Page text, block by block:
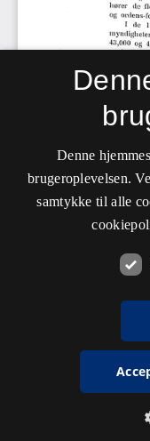
Denne
brugeroplevelsen.
samtykke til alle